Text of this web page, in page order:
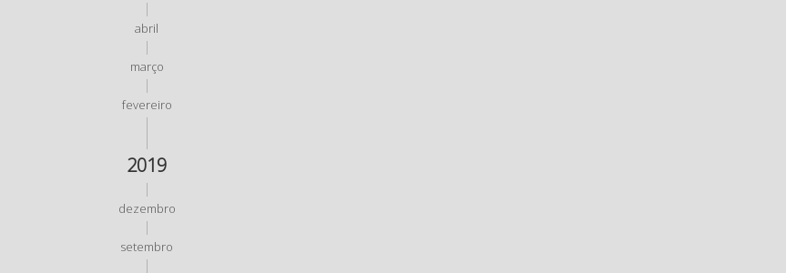
abril
março
fevereiro
2019
dezembro
setembro